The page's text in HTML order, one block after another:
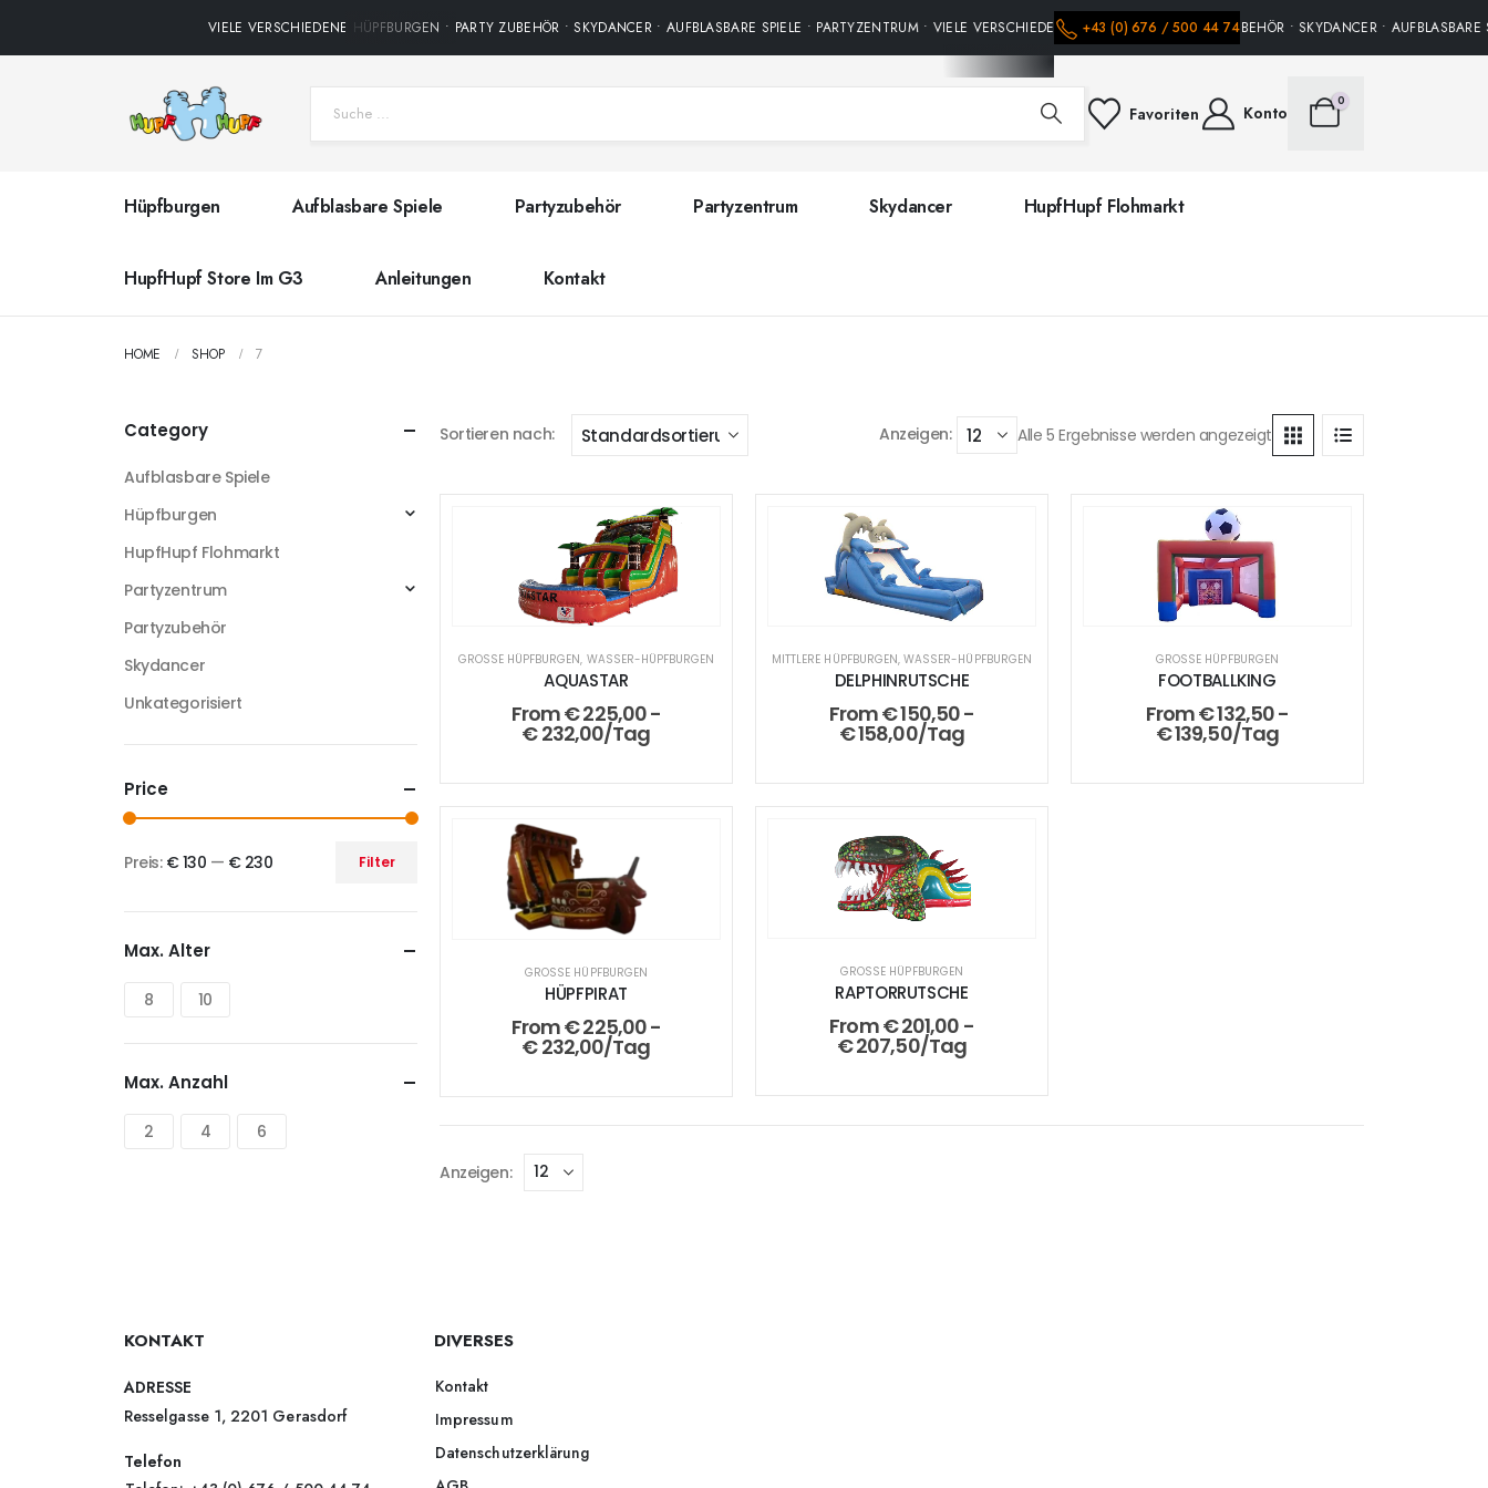
VIELE VERSCHIEDENE HÜPFBURGEN • PARTY ZUBEHÖR • SKYDANCER • AUFBLASBARE SPIELE • PARTYZENTRUM • VIELE VERSCHIEDENE HÜPFBURGEN • PARTY ZUBEHÖR • SKYDANCER •
+43 (0) 676 / 500 44 74
Favoriten Konto
0
Hüpfburgen Aufblasbare Spiele Partyzubehör Partyzentrum Skydancer HupfHupf Flohmarkt
HupfHupf Store Im G3 Anleitungen Kontakt
HOME SHOP 7
Sortieren nach: Anzeigen: Alle 5 Ergebnisse werden angezeigt
GROSSE HÜPFBURGEN , WASSER-HÜPFBURGEN
AQUASTAR
From€225,00-
€232,00/Tag
MITTLERE HÜPFBURGEN,WASSER-HÜPFBURGEN
DELPHINRUTSCHE
From€150,50-
€158,00/Tag
GROSSE HÜPFBURGEN
FOOTBALLKING
From€132,50-
€139,50/Tag
GROSSE HÜPFBURGEN
HÜPFPIRAT
From€225,00-
€232,00/Tag
GROSSE HÜPFBURGEN
RAPTORRUTSCHE
From€201,00 -
€207,50/Tag
Anzeigen:
Category
Aufblasbare Spiele
Hüpfburgen
HupfHupf Flohmarkt
Partyzentrum
Partyzubehör
Skydancer
Unkategorisiert
Price
Filter
Preis: € 130 — € 230
Max. Alter
8 10
Max. Anzahl
2 4 6
KONTAKT
ADRESSE
Resselgasse 1, 2201 Gerasdorf
Telefon
DIVERSES
Kontakt
Impressum
Datenschutzerklärung